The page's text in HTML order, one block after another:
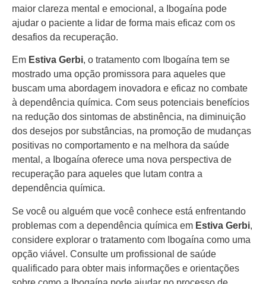
maior clareza mental e emocional, a Ibogaína pode
ajudar o paciente a lidar de forma mais eficaz com os
desafios da recuperação.
Em Estiva Gerbi, o tratamento com Ibogaína tem se
mostrado uma opção promissora para aqueles que
buscam uma abordagem inovadora e eficaz no combate
à dependência química. Com seus potenciais benefícios
na redução dos sintomas de abstinência, na diminuição
dos desejos por substâncias, na promoção de mudanças
positivas no comportamento e na melhora da saúde
mental, a Ibogaína oferece uma nova perspectiva de
recuperação para aqueles que lutam contra a
dependência química.
Se você ou alguém que você conhece está enfrentando
problemas com a dependência química em Estiva Gerbi,
considere explorar o tratamento com Ibogaína como uma
opção viável. Consulte um profissional de saúde
qualificado para obter mais informações e orientações